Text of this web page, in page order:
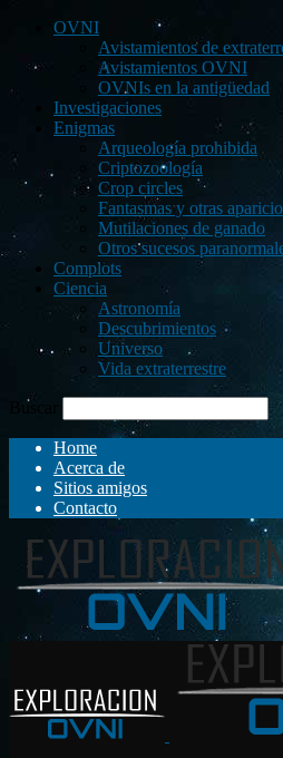
OVNI
Avistamientos de
Avistamientos OVNI
OVNIs en la antigüedad
Investigaciones
Enigmas
Arqueología prohibida
Criptozoología
Crop circles
Fantasmas y otras
Mutilaciones de ganado
Otros sucesos
Complots
Ciencia
Astronomía
Descubrimientos
Universo
Vida extraterrestre
Buscar
Home
Acerca de
Sitios amigos
Contacto